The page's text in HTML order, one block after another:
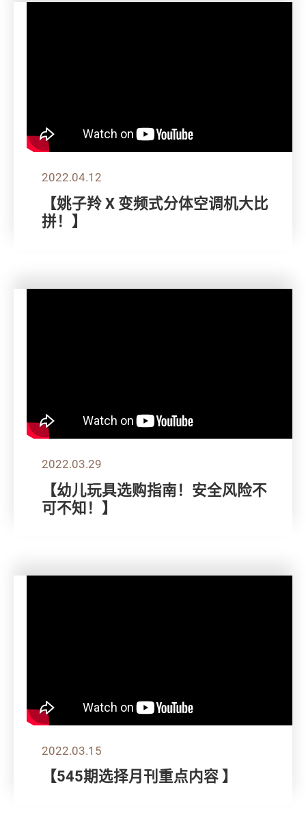
2022.04.12
【姚子羚 X 变频式分体空调机大比
拼！】
2022.03.29
【幼儿玩具选购指南！安全风险不
可不知！】
2022.03.15
【545期选择月刊重点内容 】